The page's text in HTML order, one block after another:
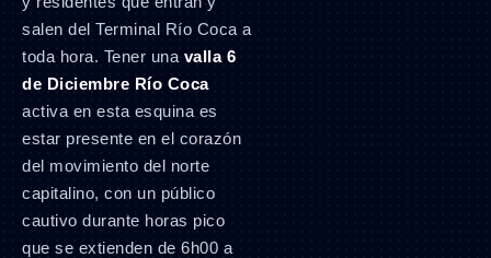
salen del Terminal Río Coca a
toda hora. Tener una valla 6
de Diciembre Río Coca
activa en esta esquina es
estar presente en el corazón
del movimiento del norte
capitalino, con un público
cautivo durante horas pico
que se extienden de 6h00 a